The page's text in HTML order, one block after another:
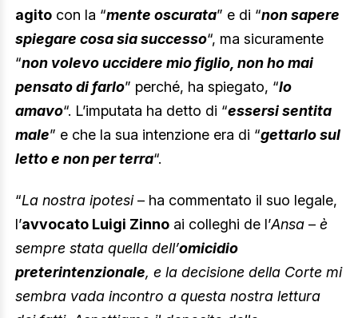
agito con la “mente oscurata” e di “non sapere
spiegare cosa sia successo“, ma sicuramente
“non volevo uccidere mio figlio, non ho mai
pensato di farlo” perché, ha spiegato, “lo
amavo“. L’imputata ha detto di “essersi sentita
male” e che la sua intenzione era di “gettarlo sul
letto e non per terra“.
“La nostra ipotesi– ha commentato il suo legale,
l’avvocato Luigi Zinno ai colleghi de l’Ansa – è
sempre stata quella dell’omicidio
preterintenzionale, e la decisione della Corte mi
sembra vada incontro a questa nostra lettura